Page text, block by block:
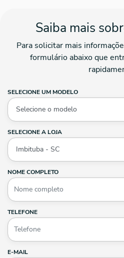
Saiba mais
Para solicitar mais
formulário abaixo que
SELECIONE UM MODELO
SELECIONE A LOJA
NOME COMPLETO
TELEFONE
E-MAIL